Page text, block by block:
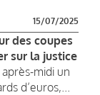
15/07/2025
des coupes
sur la justice
midi un
d’euros,...